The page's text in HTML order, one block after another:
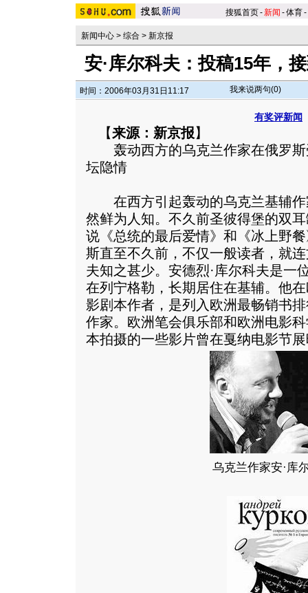
搜狐首页-新闻 -体育-
新闻中心 > 综合 > 新京报
安·库尔科夫：投稿15年，
时间：2006年03月31日11:17 我来说两句(0)
有奖评新闻
【来源：新京报】
轰动西方的乌克兰作家在俄罗斯
坛隐情
在西方引起轰动的乌克兰基辅作
然鲜为人知。不久前圣彼得堡的双
说《总统的最后爱情》和《冰上野
斯直至不久前，不仅一般读者，就
夫知之甚少。安德烈·库尔科夫是一
在列宁格勒，长期居住在基辅。他
影剧本作者，是列入欧洲最畅销书
作家。欧洲笔会俱乐部和欧洲电影
本拍摄的一些影片曾在戛纳电影节
乌克兰作家安·库